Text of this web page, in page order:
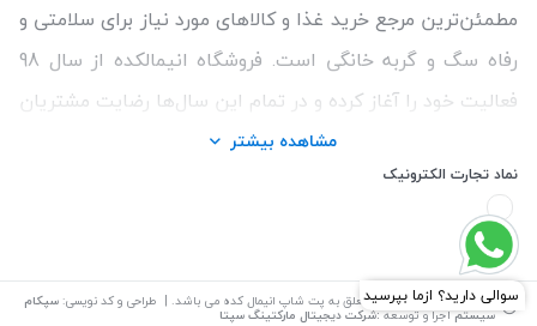
مطمئن‌ترین مرجع خرید غذا و کالاهای مورد نیاز برای سلامتی و
رفاه سگ و گربه خانگی است. فروشگاه انیمالکده از سال 98
فعالیت خود را آغاز کرده و در تمام این سال‌ها رضایت مشتریان
و ارائه محصولات اورجینال و با کیفیت برای حفظ سلامتی
حیوانات را اولویت کار خود قرار داده است. ما همواره سعی
کردیم با تنوع بالای محصولات و اطمینان از اصالت کالاها و
قیمت منصفانه تجربه خریدی خوشایند را برای مشتریان رقم
بزنیم. همچنین برای دریافت مشاوره رایگان درمورد محصولات
مشاهده بیشتر
نماد تجارت الکترونیک
© تمامی حقوق این سایت متعلق به پت شاپ انیمال کده می باشد. | طراحی و کد نویسی: سپکام
سیستماجرا و توسعه:شرکت دیجیتال مارکتینگ سپتا